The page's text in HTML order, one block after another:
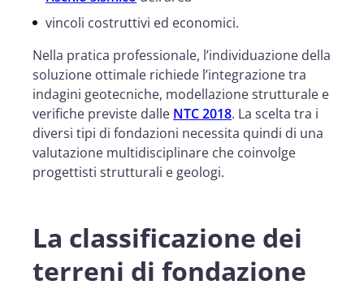
vincoli costruttivi ed economici.
Nella pratica professionale, l’individuazione della
soluzione ottimale richiede l’integrazione tra
indagini geotecniche, modellazione strutturale e
verifiche previste dalle NTC 2018. La scelta tra i
diversi tipi di fondazioni necessita quindi di una
valutazione multidisciplinare che coinvolge
progettisti strutturali e geologi.
La classificazione dei
terreni di fondazione